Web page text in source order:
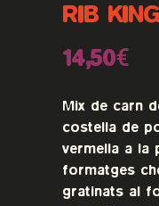
RIB KING
14,50€
Mix de carn
costella de
vermella a la
formatges
gratinats al